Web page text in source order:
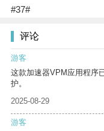
#37#
评论
游客
这款加速器VPM应用程序
护。
2025-08-29
游客